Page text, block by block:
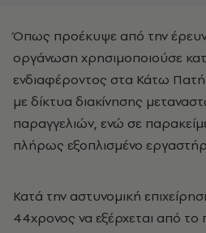
Όπως προέκυψε από την
οργάνωση χρησιμοποιούσε
ενδιαφέροντος στα Κάτω
με δίκτυα διακίνησης
παραγγελιών, ενώ σε
πλήρως εξοπλισμένο
Κατά την αστυνομική
44χρονος να εξέρχεται από